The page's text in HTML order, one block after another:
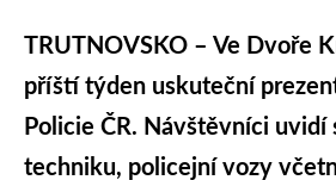
TRUTNOVSKO – Ve Dvoře
příští týden uskuteční
Policie ČR. Návštěvníci uvidí
techniku, policejní vozy